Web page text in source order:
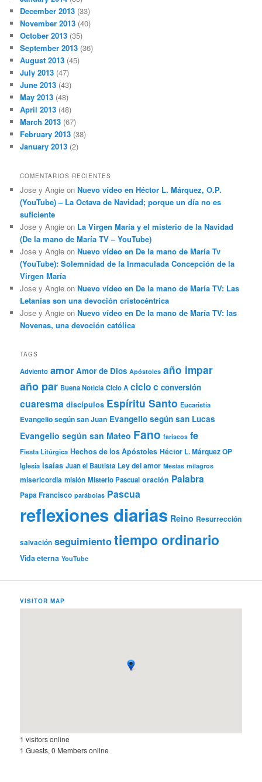
December 2013 (33)
November 2013 (40)
October 2013 (35)
September 2013 (36)
August 2013 (45)
July 2013 (47)
June 2013 (43)
May 2013 (48)
April 2013 (48)
March 2013 (67)
February 2013 (38)
January 2013 (2)
COMENTARIOS RECIENTES
Jose y Angie onNuevo vídeo en Héctor L. Márquez, O.P.
(YouTube) – La Octava de Navidad; porque un día no es
suficiente
Jose y Angie on La Virgen María y el misterio de la Navidad
(De la mano de María TV – YouTube)
Jose y Angie onNuevo vídeo en De la mano de María Tv
(YouTube): Solemnidad de la Inmaculada Concepción de la
Virgen María
Jose y Angie onNuevo vídeo en De la mano de María TV: Las
Letanías son una devoción cristocéntrica
Jose y Angie onNuevo vídeo en De la mano de María TV: las
Novenas, una devoción católica
TAGS
Adviento amor Amor de Dios Apóstoles año impar
año par Buena Noticia Ciclo A ciclo c conversión
cuaresma discípulos Espíritu Santo Eucaristía
Evangelio según san Juan Evangelio según san Lucas
Evangelio según san Mateo Fano fariseos fe
Fiesta Litúrgica Hechos de los Apóstoles Héctor L. Márquez OP
Iglesia Isaías Juan el Bautista Ley del amor Mesías milagros
misericordia misión Misterio Pascual oración Palabra
Papa Francisco parábolas Pascua
reflexiones diarias Reino Resurrección
salvación seguimientotiempo ordinario
Vida eterna YouTube
VISITOR MAP
1 visitors online
1 Guests, 0 Members online